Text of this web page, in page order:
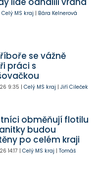
Celý MS kraj | Bára Kelnerová
se vážně
práci s
9:35 | Celý MS kraj | Jiří Cileček
obměňují flotilu
budou
po celém kraji
14:17 | Celý MS kraj | Tomáš